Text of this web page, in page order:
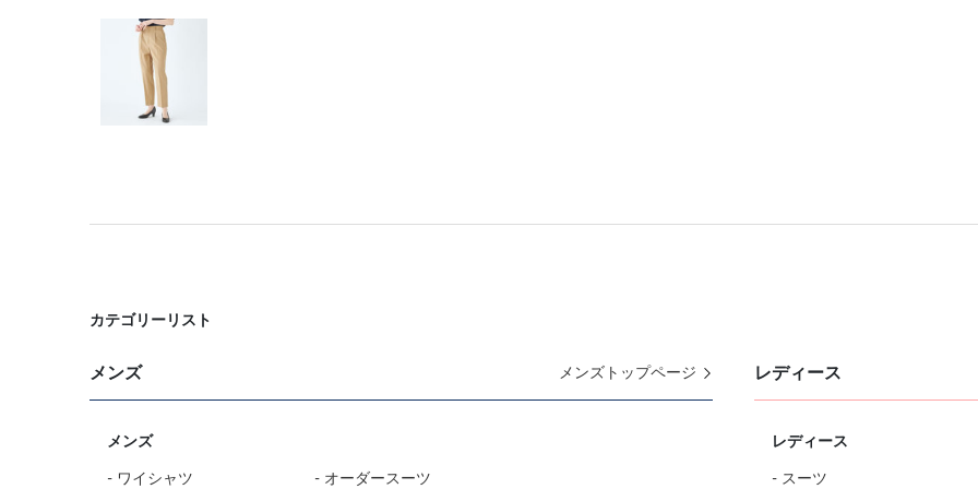
カテゴリーリスト
メンズ メンズトップページ
メンズ
- ワイシャツ - オーダースーツ
レディース
レディース
- スーツ